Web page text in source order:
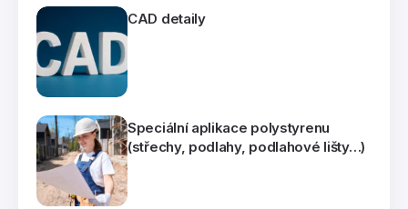
CAD detaily
Speciální aplikace polystyrenu
(střechy, podlahy, podlahové lišty…)